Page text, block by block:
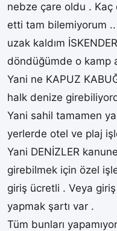
nebze çare oldu .
etti tam bilemiyorum
uzak kaldım
döndüğümde o kamp
Yani ne KAPUZ
halk denize
Yani sahil tamamen
yerlerde otel ve plaj
Yani DENİZLER
girebilmek için özel
giriş ücretli . Veya
yapmak şartı var .
Tüm bunları